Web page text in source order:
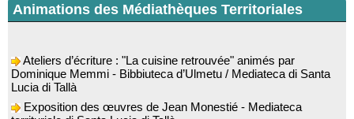
Animations des Médiathèques Territoriales
Dominique Memmi - Bibbiuteca d’Ulmetu / Mediateca di Santa
Lucia di Tallà
territuriale di Santa Lucia di Tallà